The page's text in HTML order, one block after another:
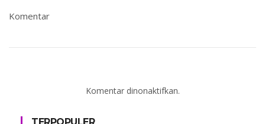
Komentar
Komentar dinonaktifkan.